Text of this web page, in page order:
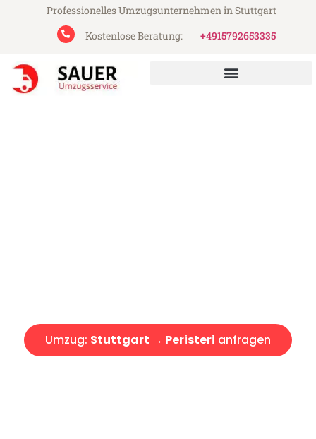
Professionelles Umzugsunternehmen in Stuttgart
Kostenlose Beratung:
+4915792653335
Umzug: Stuttgart → Peristeri anfragen